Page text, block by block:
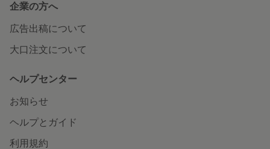
企業の方へ
広告出稿について
大口注文について
ヘルプセンター
お知らせ
ヘルプとガイド
利用規約